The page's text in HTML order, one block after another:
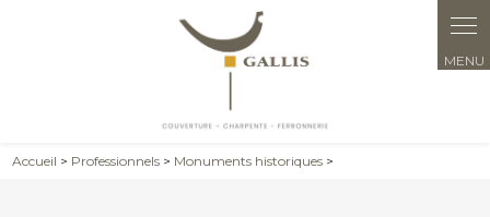
Accueil > Professionnels > Monuments historiques >
Panneau de gestion des cookies